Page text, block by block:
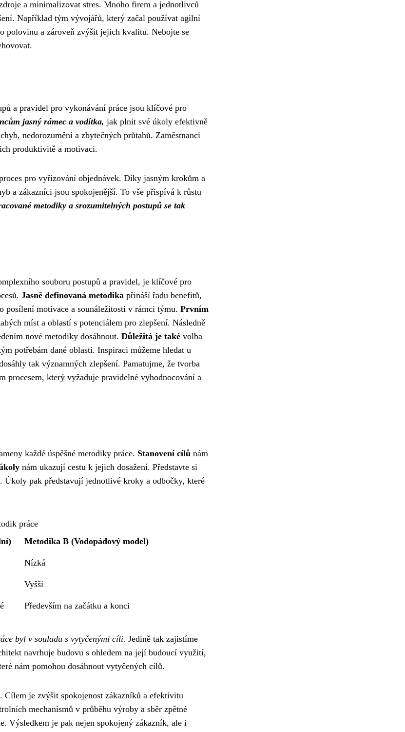
a minimalizovat stres. Mnoho firem a jednotlivců
Například tým vývojářů, který začal používat agilní
polovinu a zároveň zvýšit jejich kvalitu. Nebojte se
a pravidel pro vykonávání práce jsou klíčové pro
jasný rámec a vodítka, jak plnit své úkoly efektivně
nedorozumění a zbytečných průtahů. Zaměstnanci
produktivitě a motivaci.
pro vyřizování objednávek. Díky jasným krokům a
a zákazníci jsou spokojenější. To vše přispívá k růstu
metodiky a srozumitelných postupů se tak
souboru postupů a pravidel, je klíčové pro
Jasně definovaná metodika přináší řadu benefitů,
posílení motivace a sounáležitosti v rámci týmu. Prvním
míst a oblastí s potenciálem pro zlepšení. Následně
nové metodiky dosáhnout. Důležitá je také volba
potřebám dané oblasti. Inspiraci můžeme hledat u
tak významných zlepšení. Pamatujme, že tvorba
procesem, který vyžaduje pravidelné vyhodnocování a
každé úspěšné metodiky práce. Stanovení cílů nám
nám ukazují cestu k jejich dosažení. Představte si
Úkoly pak představují jednotlivé kroky a odbočky, které
práce
Metodika B (Vodopádový model)
Nízká
Vyšší
Především na začátku a konci
byl v souladu s vytyčenými cíli. Jedině tak zajistíme
navrhuje budovu s ohledem na její budoucí využití,
nám pomohou dosáhnout vytyčených cílů.
je zvýšit spokojenost zákazníků a efektivitu
mechanismů v průběhu výroby a sběr zpětné
Výsledkem je pak nejen spokojený zákazník, ale i